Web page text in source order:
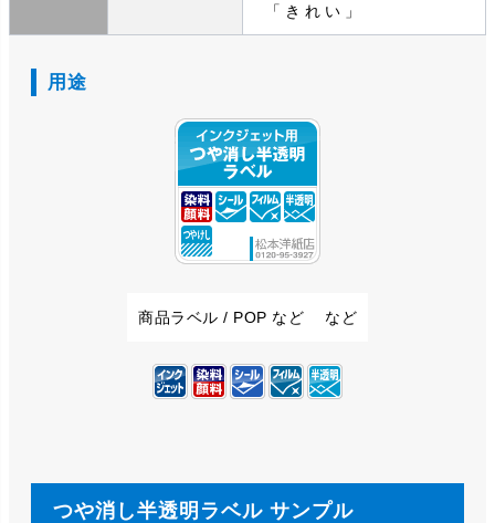
「きれい」
用途
商品ラベル / POP など など
つや消し半透明ラベル サンプル